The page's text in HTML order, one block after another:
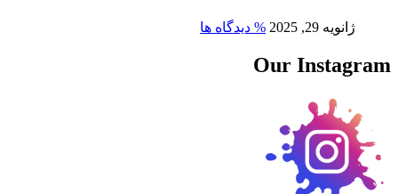
ژانویه 29, 2025 % دیدگاه ها
Our Instagram